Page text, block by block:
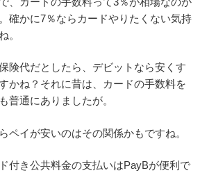
確かに7％ならカードやりたくない気持
。
険代だとしたら、デビットなら安くす
かね？それに昔は、カードの手数料を
普通にありましたが。
ペイが安いのはその関係かもですね。
付き公共料金の支払いはPayBが便利で